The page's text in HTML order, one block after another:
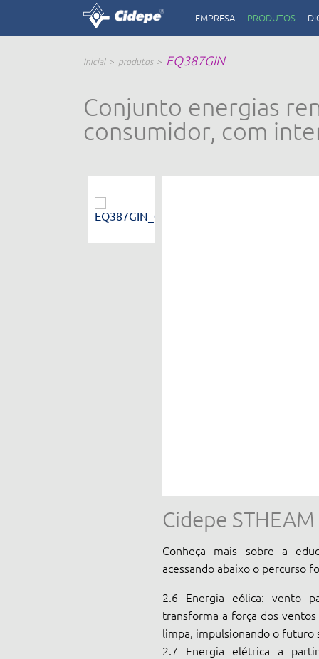
EMPRESA PRODUTOS
Inicial produtos EQ387GIN
Conjunto energias
consumidor, com
Cidepe STHEAM
Conheça mais sobre a
acessando abaixo o percurso
2.6 Energia eólica: vento
transforma a força dos
limpa, impulsionando o futuro
2.7 Energia elétrica a